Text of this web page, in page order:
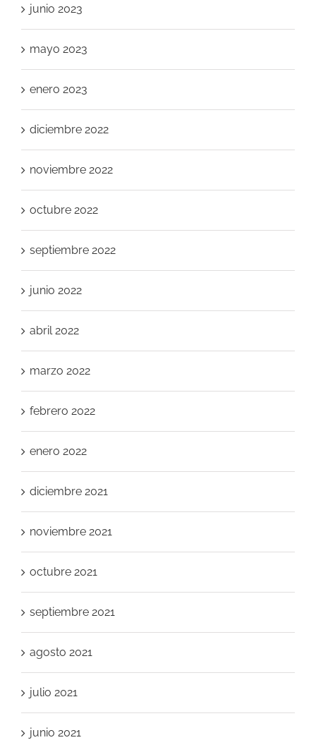
junio 2023
mayo 2023
enero 2023
diciembre 2022
noviembre 2022
octubre 2022
septiembre 2022
junio 2022
abril 2022
marzo 2022
febrero 2022
enero 2022
diciembre 2021
noviembre 2021
octubre 2021
septiembre 2021
agosto 2021
julio 2021
junio 2021